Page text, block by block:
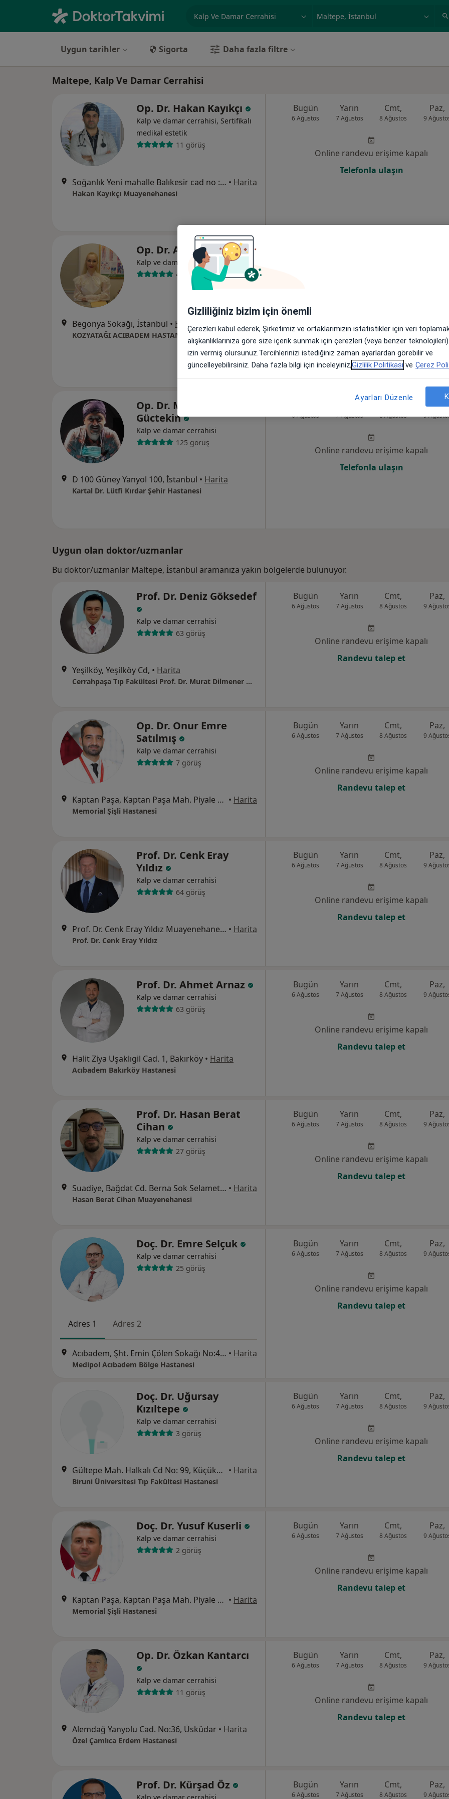
örnek: İstanbul
Uygun tarihler Sigorta Daha fazla filtre
Maltepe, Kalp Ve Damar Cerrahisi
Op. Dr. Hakan Kayıkçı
Kalp ve damar cerrahisi, Sertifikalı
medikal estetik
11 görüş
Soğanlık Yeni mahalle Balıkesir cad no :6, İstanbul • Harita
Hakan Kayıkçı Muayenehanesi
Bugün
6 Ağustos
Yarın
7 Ağustos
Cmt,
8 Ağustos
Paz,
9
Online randevu erişime kapalı
Telefonla ulaşın
Op. Dr. Arzu Ercan
Kalp ve damar cerrahisi
48 görüş
Begonya Sokağı, İstanbul • Harita
KOZYATAĞI ACIBADEM HASTANESİ
Op. Dr. M. Yasin
Güctekin
Kalp ve damar cerrahisi
125 görüş
D 100 Güney Yanyol 100, İstanbul • Harita
Kartal Dr. Lütfi Kırdar Şehir Hastanesi
6 Ağustos 7 Ağustos 8 Ağustos
Paz,
9
Online randevu erişime kapalı
Telefonla ulaşın
Uygun olan doktor/uzmanlar
Bu doktor/uzmanlar Maltepe, İstanbul aramanıza yakın bölgelerde bulunuyor.
Prof. Dr. Deniz Göksedef
Kalp ve damar cerrahisi
63 görüş
Yeşilköy, Yeşilköy Cd, • Harita
Cerrahpaşa Tıp Fakültesi Prof. Dr. Murat Dilmener Hastanesi
Bugün
6 Ağustos
Yarın
7 Ağustos
Cmt,
8 Ağustos
Paz,
9
Online randevu erişime kapalı
Randevu talep et
Op. Dr. Onur Emre
Satılmış
Kalp ve damar cerrahisi
7 görüş
Kaptan Paşa, Kaptan Paşa Mah. Piyale Paşa Bulv, Okmeydanı Cd. No: 4, 34384 Şişli/İstanbul, Şişli • Harita
Memorial Şişli Hastanesi
Bugün
6 Ağustos
Yarın
7 Ağustos
Cmt,
8 Ağustos
Paz,
9
Online randevu erişime kapalı
Randevu talep et
Prof. Dr. Cenk Eray
Yıldız
Kalp ve damar cerrahisi
64 görüş
Prof. Dr. Cenk Eray Yıldız Muayenehanesi - ATAKÖY 7-8-9-10. KISIM MAH. ÇOBANÇEŞME E-5 YAN YOL CAD. NO: 16 /1 İÇ KAPI NO: 33 Bakırköy, İstanbul • Harita
Prof. Dr. Cenk Eray Yıldız
Bugün
6 Ağustos
Yarın
7 Ağustos
Cmt,
8 Ağustos
Paz,
9
Online randevu erişime kapalı
Randevu talep et
Prof. Dr. Ahmet Arnaz
Kalp ve damar cerrahisi
63 görüş
Halit Ziya Uşaklıgil Cad. 1, Bakırköy • Harita
Acıbadem Bakırköy Hastanesi
Bugün
6 Ağustos
Yarın
7 Ağustos
Cmt,
8 Ağustos
Paz,
9
Online randevu erişime kapalı
Randevu talep et
Prof. Dr. Hasan Berat
Cihan
Kalp ve damar cerrahisi
27 görüş
Suadiye, Bağdat Cd. Berna Sok Selamet Apt.No: 6, K:1 D:1, İstanbul • Harita
Hasan Berat Cihan Muayenehanesi
Bugün
6 Ağustos
Yarın
7 Ağustos
Cmt,
8 Ağustos
Paz,
9
Online randevu erişime kapalı
Randevu talep et
Doç. Dr. Emre Selçuk
Kalp ve damar cerrahisi
25 görüş
Adres 1 Adres 2
Acıbadem, Şht. Emin Çölen Sokağı No:4, 34718, İstanbul • Harita
Medipol Acıbadem Bölge Hastanesi
Bugün
6 Ağustos
Yarın
7 Ağustos
Cmt,
8 Ağustos
Paz,
9
Online randevu erişime kapalı
Randevu talep et
Doç. Dr. Uğursay
Kızıltepe
Kalp ve damar cerrahisi
3 görüş
Gültepe Mah. Halkalı Cd No: 99, Küçükçekmece • Harita
Biruni Üniversitesi Tıp Fakültesi Hastanesi
Bugün
6 Ağustos
Yarın
7 Ağustos
Cmt,
8 Ağustos
Paz,
9
Online randevu erişime kapalı
Randevu talep et
Doç. Dr. Yusuf Kuserli
Kalp ve damar cerrahisi
2 görüş
Kaptan Paşa, Kaptan Paşa Mah. Piyale Paşa Bulv, Okmeydanı Cd. No: 4, 34384 Şişli/İstanbul, Şişli • Harita
Memorial Şişli Hastanesi
Bugün
6 Ağustos
Yarın
7 Ağustos
Cmt,
8 Ağustos
Paz,
9
Online randevu erişime kapalı
Randevu talep et
Op. Dr. Özkan Kantarcı
Kalp ve damar cerrahisi
11 görüş
Alemdağ Yanyolu Cad. No:36, Üsküdar • Harita
Özel Çamlıca Erdem Hastanesi
Bugün
6 Ağustos
Yarın
7 Ağustos
Cmt,
8 Ağustos
Paz,
9
Online randevu erişime kapalı
Randevu talep et
Prof. Dr. Kürşad Öz Bugün
6 Ağustos
Yarın
7 Ağustos
Cmt,
8 Ağustos
Paz,
9
Gizliliğiniz bizim için önemli
Çerezleri kabul ederek, Şirketimiz ve ortaklarımızın istatistikler için veri
alışkanlıklarınıza göre size içerik sunmak için çerezleri (veya benzer
izin vermiş olursunuz.Tercihlerinizi istediğiniz zaman ayarlardan görebilir ve
güncelleyebilirsiniz. Daha fazla bilgi için inceleyiniz,Gizlilik Politikası ve Çerez
Ayarları Düzenle